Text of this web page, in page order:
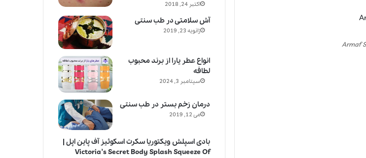
اکتبر 24, 2018
آش سلامتی در طب سنتی
ژانویه 23, 2019
انواع عطر یارا از برند محبوب
لطافه
سپتامبر 3, 2024
درمان زخم بستر در طب سنتی
می 12, 2019
بادی اسپلش ویکتوریا سکرت اسکوئیز آف پاین اپل |
Victoria’s Secret Body Splash Squeeze Of